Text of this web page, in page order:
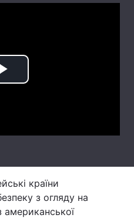
Play
країни
з огляду на
американської